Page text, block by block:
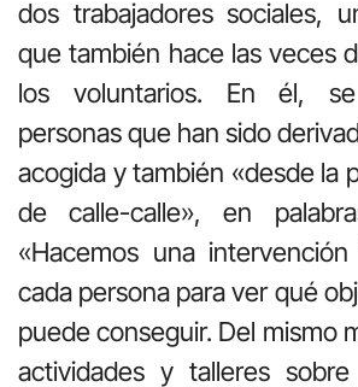
dos trabajadores sociales,
que también hace las veces
los voluntarios. En él,
personas que han sido
acogida y también «desde la
de calle-calle», en
«Hacemos una
cada persona para ver qué
puede conseguir. Del mismo
actividades y talleres